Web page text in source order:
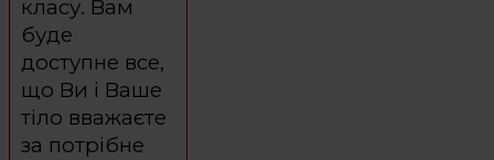
класу. Вам
буде
доступне все,
що Ви і Ваше
тіло вважаєте
за потрібне